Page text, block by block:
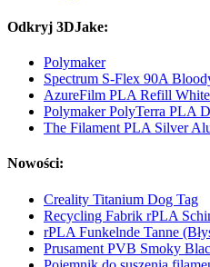
Odkryj 3DJake:
Polymaker
Spectrum S-Flex 90A
AzureFilm PLA Refill White
Polymaker PolyTerra PLA
The Filament PLA Silver
Nowości:
Creality Titanium Dog Tag
Recycling Fabrik rPLA
rPLA Funkelnde Tanne
Prusament PVB Smoky